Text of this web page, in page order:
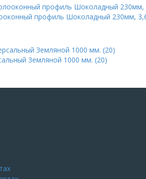
профиль Шоколадный 230мм,
Земляной 1000 мм. (20)